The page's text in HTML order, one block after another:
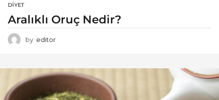
DIYET
Aralıklı Oruç Nedir?
by editor